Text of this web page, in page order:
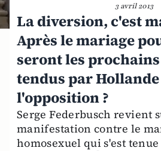
3 avril 2013
La diversion, c'est
Après le mariage
seront les
tendus par
l'opposition ?
Serge Federbusch revient
manifestation contre le
homosexuel qui s'est